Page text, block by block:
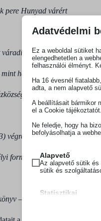
pere Hunyad várért
váradi kincseiről
hadtörténeti forrás
vagyoni helyzete a 16.
végrendeleteinek birtok- és
formuláskönyv és az erdélyi
– Szövegkiadási
Adatvédelmi
Ez a weboldal sütiket
elengedhetetlen a
felhasználói élményt.
Ha 16 évesnél
adta, a nem alapvető
A beállításait bármikor
el a Cookie
Ne feledje, hogy ha
befolyásolhatja a
Alapvető
Az alapvető sütik
sütik és
Statisztikai